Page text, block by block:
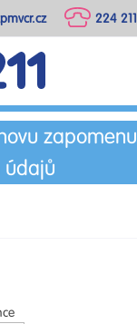
224
údajů